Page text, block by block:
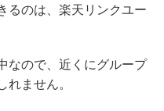
るのは、楽天リンクユー
なので、近くにグループ
れません。